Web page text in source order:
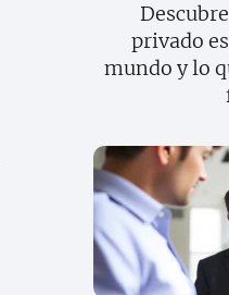
privado
mundo y lo